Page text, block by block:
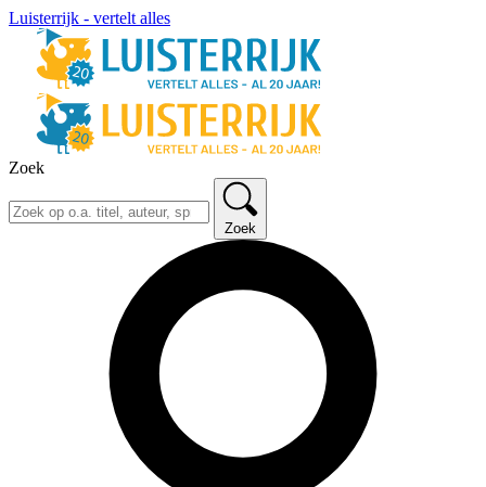
Luisterrijk - vertelt alles
Zoek
Zoek